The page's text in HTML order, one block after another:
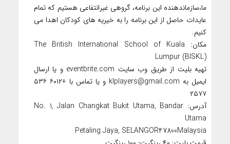
ما،سازماندهنده این برنامه، گروهی غیرانتفاعی هستیم که تمام
عایدات حاصل از این برنامه را به خیریه های کودکان اهدا می
کنیم.
مکان: The British International School of Kuala
Lumpur (BISKL)
تهیه بلیت از طریق وب سایت eventbrite.com و یا ارسال
ایمیل به klplayers@gmail.com
و یا تماس با +۶۰۱۲ ۵۳۶
۲۵۷۷
آدرس: No. 1, Jalan Changkat Bukit Utama, Bandar
Utama
Petaling Jaya, SELANGOR47800Malaysia